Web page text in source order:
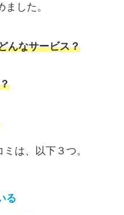
した。
んなサービス？
は、以下３つ。
る